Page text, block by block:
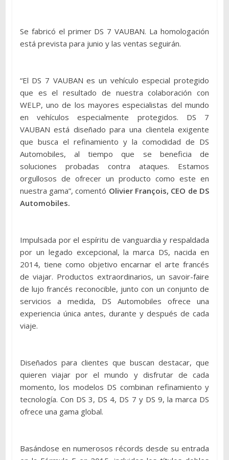
Se fabricó el primer DS 7 VAUBAN. La homologación
está prevista para junio y las ventas seguirán.
“El DS 7 VAUBAN es un vehículo especial protegido
que es el resultado de nuestra colaboración con
WELP, uno de los mayores especialistas del mundo
en vehículos especialmente protegidos. DS 7
VAUBAN está diseñado para una clientela exigente
que busca el refinamiento y la comodidad de DS
Automobiles, al tiempo que se beneficia de
soluciones probadas contra ataques. Estamos
orgullosos de ofrecer un producto como este en
nuestra gama”, comentó Olivier François, CEO de DS
Automobiles.
Impulsada por el espíritu de vanguardia y respaldada
por un legado excepcional, la marca DS, nacida en
2014, tiene como objetivo encarnar el arte francés
de viajar. Productos extraordinarios, un savoir-faire
de lujo francés reconocible, junto con un conjunto de
servicios a medida, DS Automobiles ofrece una
experiencia única antes, durante y después de cada
viaje.
Diseñados para clientes que buscan destacar, que
quieren viajar por el mundo y disfrutar de cada
momento, los modelos DS combinan refinamiento y
tecnología. Con DS 3, DS 4, DS 7 y DS 9, la marca DS
ofrece una gama global.
Basándose en numerosos récords desde su entrada